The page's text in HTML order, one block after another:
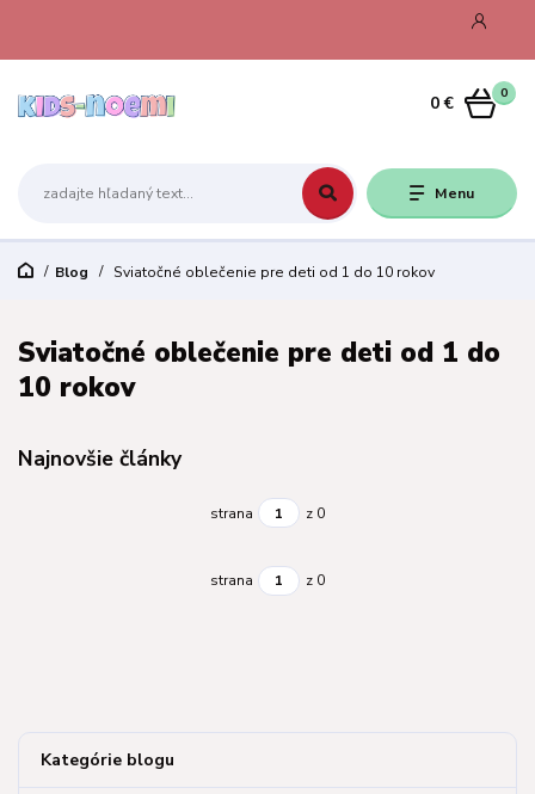
Menu
0
0 €
Blog Sviatočné oblečenie pre deti od 1 do 10 rokov
Kategórie blogu
Sviatočné oblečenie pre deti od 1 do
10 rokov
Najnovšie články
strana z 0
strana z 0